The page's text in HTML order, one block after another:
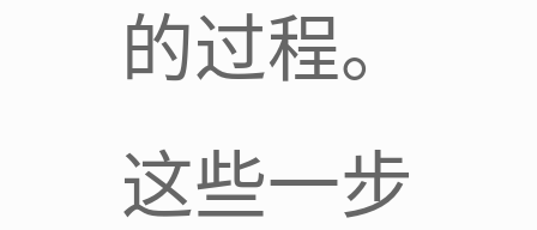
的过程。
这些一步